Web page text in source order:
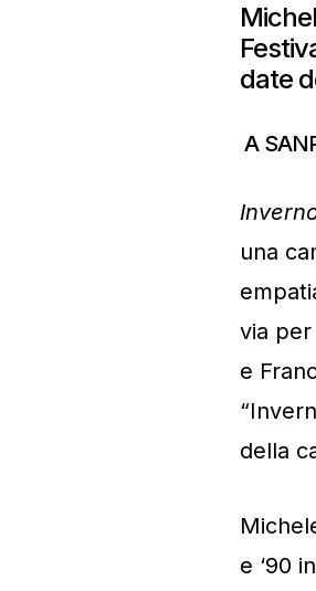
date
A
una
via per
e
della
e ‘90